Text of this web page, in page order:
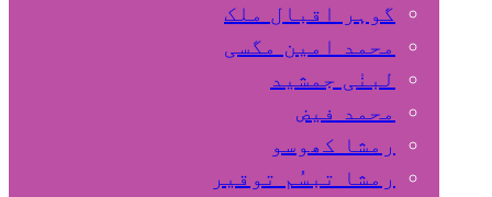
گوہر اقبال ملک
محمد امین مگسی
لبنٰی جمشید
محمد فیض
رمشا کھوسو
رمشا تبسُم توقیر